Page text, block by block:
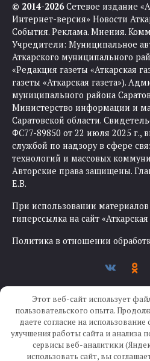
© 2014-2026Сетевое издание
Интернет-версия» Новости
События. Реклама. Мнения.
Учредители: Муниципальное
Аткарского муниципального
«Редакция газеты «Аткарская
газеты «Аткарская газета»).
муниципального района
Министерство информации и
Саратовской области.
ФС77-89850 от 22 июля 2025 г.,
службой по надзору в сфере
технологий и массовых
Авторские права защищены.
Е.В.
При использовании материалов
гиперссылка на сайт «Аткарская
Политика в отношении
Создание
Этот веб-сайт использует
пользовательского опыта.
даете согласие на
улучшения работы сайта и анализа
сервисы веб-аналитики
использовать сайт, вы